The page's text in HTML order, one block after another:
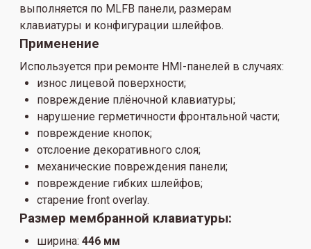
выполняется по MLFB панели, размерам
клавиатуры и конфигурации шлейфов.
Применение
Используется при ремонте HMI-панелей в случаях:
износ лицевой поверхности;
повреждение плёночной клавиатуры;
нарушение герметичности фронтальной части;
повреждение кнопок;
отслоение декоративного слоя;
механические повреждения панели;
повреждение гибких шлейфов;
старение front overlay.
Размер мембранной клавиатуры:
ширина: 446 мм